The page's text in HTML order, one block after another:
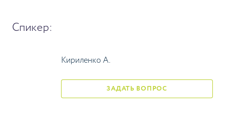
Спикер:
Кириленко А.
ЗАДАТЬ ВОПРОС